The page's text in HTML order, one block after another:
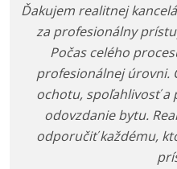
Ďakujem realitnej
za profesionálny
Počas celého
profesionálnej úrovni.
ochotu, spoľahlivosť a
odovzdanie bytu.
odporučiť každému,